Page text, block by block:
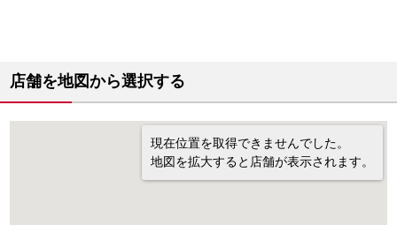
店舗を地図から選択する
現在位置を取得できませんでした。
地図を拡大すると店舗が表示されます。